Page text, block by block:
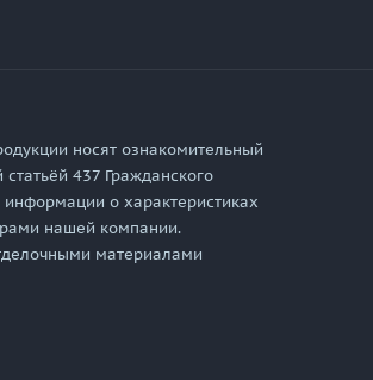
носят ознакомительный
437 Гражданского
о характеристиках
нашей компании.
материалами